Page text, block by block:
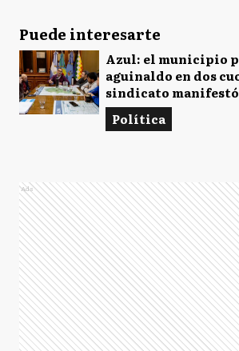
Puede interesarte
Azul: el municipio
aguinaldo en dos
sindicato manifestó
Política
Ads